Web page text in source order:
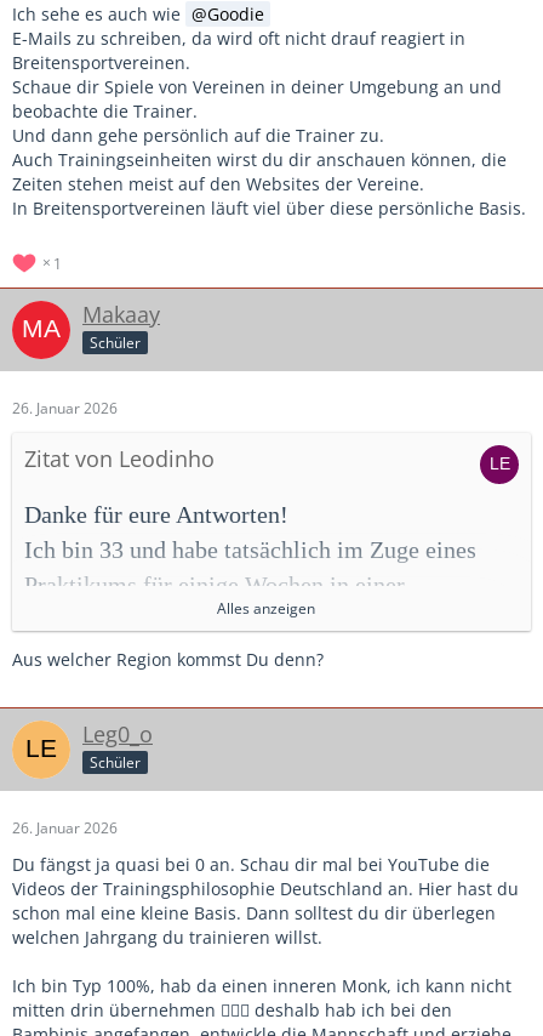
Ich sehe es auch wie
Goodie
E-Mails zu schreiben, da wird oft nicht drauf reagiert in
Breitensportvereinen.
Schaue dir Spiele von Vereinen in deiner Umgebung an und
beobachte die Trainer.
Und dann gehe persönlich auf die Trainer zu.
Auch Trainingseinheiten wirst du dir anschauen können, die
Zeiten stehen meist auf den Websites der Vereine.
In Breitensportvereinen läuft viel über diese persönliche Basis.
1
Makaay
Schüler
26. Januar 2026
Zitat von Leodinho
Danke für eure Antworten!
Ich bin 33 und habe tatsächlich im Zuge eines
Praktikums für einige Wochen in einer
Fußballschule gearbeitet. Aber ich denke, es ist
etwas anderes, wenn man sein eigenes Team hat,
es so nicht wirklich legitim wäre, in dieser Art
einfach auf jemanden zuzugehen. Aber das hat
mir irgendwie Mut gegeben, doch noch einmal
eine passende E-Mail zu formulieren und an die
Vereine heranzutreten. Oder was würdet ihr
sagen? Ist eine E-Mail der richtige Weg?
An sich glaube ich, reizt mich das Großfeld
Alles anzeigen
Aus welcher Region kommst Du denn?
Leg0_o
Schüler
26. Januar 2026
Du fängst ja quasi bei 0 an. Schau dir mal bei YouTube die
Videos der Trainingsphilosophie Deutschland an. Hier hast du
schon mal eine kleine Basis. Dann solltest du dir überlegen
welchen Jahrgang du trainieren willst.
Ich bin Typ 100%, hab da einen inneren Monk, ich kann nicht
mitten drin übernehmen 🤷🏼‍♂️ deshalb hab ich bei den